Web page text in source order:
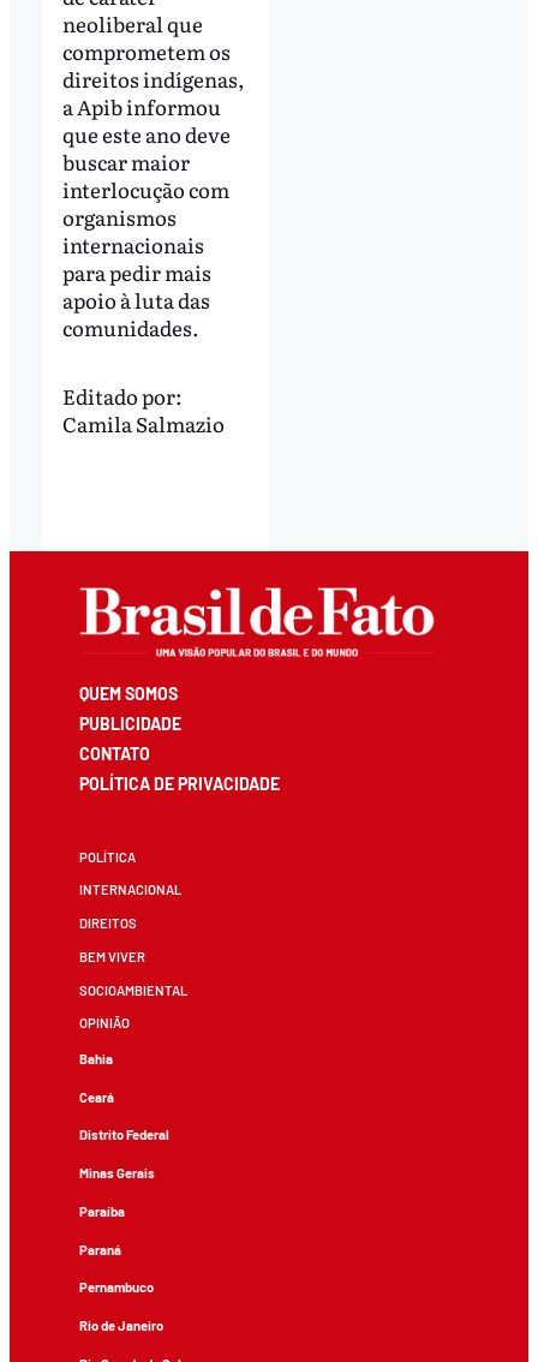
neoliberal que
comprometem os
direitos indígenas,
a Apib informou
que este ano deve
buscar maior
interlocução com
organismos
internacionais
para pedir mais
apoio à luta das
comunidades.
Editado por:
Camila Salmazio
QUEM SOMOS
PUBLICIDADE
CONTATO
POLÍTICA DE PRIVACIDADE
POLÍTICA
INTERNACIONAL
DIREITOS
BEM VIVER
SOCIOAMBIENTAL
OPINIÃO
Bahia
Ceará
Distrito Federal
Minas Gerais
Paraíba
Paraná
Pernambuco
Rio de Janeiro